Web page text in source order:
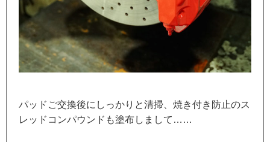
パッドご交換後にしっかりと清掃、焼き付き防止のス
レッドコンパウンドも塗布しまして……